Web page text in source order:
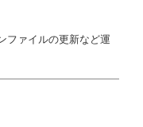
ファイルの更新など運